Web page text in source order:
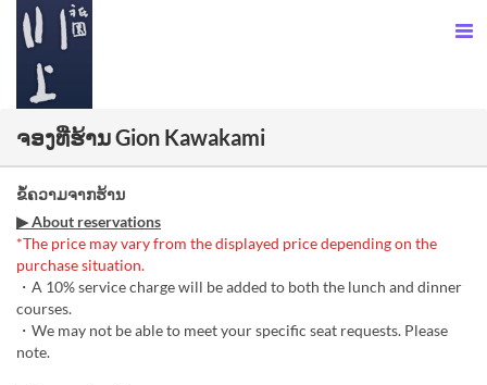
ຈອງທີ່ຮ້ານ Gion Kawakami
ຂໍ້ຄວາມຈາກຮ້ານ
▶ About reservations
*The price may vary from the displayed price depending on the
purchase situation.
・A 10% service charge will be added to both the lunch and dinner
courses.
・We may not be able to meet your specific seat requests. Please
note.